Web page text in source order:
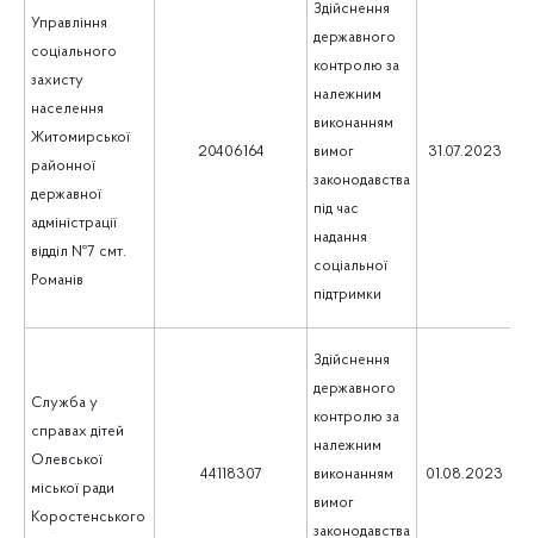
Управління
соціального
захисту
населення
Житомирської
районної
державної
адміністрації
відділ №7 смт.
Романів
20406164
Здійснення
державного
контролю за
належним
виконанням
вимог
законодавства
під час
надання
соціальної
підтримки
31.07.2023
Служба у
справах дітей
Олевської
міської ради
Коростенського
44118307
Здійснення
державного
контролю за
належним
виконанням
вимог
законодавства
01.08.2023